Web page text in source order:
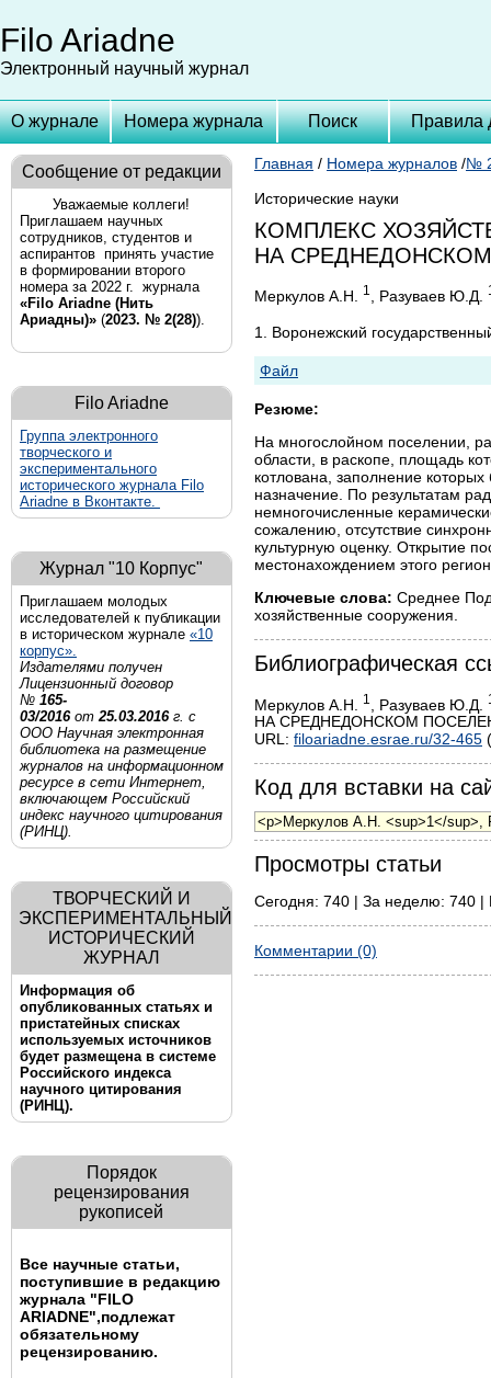
Filo Ariadne
Электронный научный журнал
О журнале Номера журнала Поиск Правила
Сообщение от редакции
Уважаемые коллеги!
Приглашаем научных
сотрудников, студентов и
аспирантов принять участие
в формировании второго
номера за 2022 г. журнала
«Filo Ariadne (Нить
Ариадны)» (2023. № 2(28)).
Filo Ariadne
Группа электронного
творческого и
экспериментального
исторического журнала Filo
Ariadne в Вконтакте.
Журнал "10 Корпус"
Приглашаем молодых
исследователей к публикации
в историческом журнале «10
корпус».
Издателями получен
Лицензионный договор
№ 165-
03/2016от25.03.2016г. с
ООО Научная электронная
библиотека на размещение
журналов на информационном
ресурсе в сети Интернет,
включающем Российский
индекс научного цитирования
(РИНЦ).
ТВОРЧЕСКИЙ И
ЭКСПЕРИМЕНТАЛЬНЫЙ
ИСТОРИЧЕСКИЙ
ЖУРНАЛ
Информация об
опубликованных статьях и
пристатейных списках
используемых источников
будет размещена в системе
Российского индекса
научного цитирования
(РИНЦ).
Порядок
рецензирования
рукописей
Все научные статьи,
поступившие в редакцию
журнала "FILO
ARIADNE",подлежат
обязательному
рецензированию.
Главная / Номера журналов /№
Исторические науки
КОМПЛЕКС
НА
Меркулов А.Н. 1 , Разуваев Ю.Д.
1. Воронежский
Файл
Резюме:
На многослойном поселении,
области, в раскопе, площадь
котлована, заполнение
назначение. По результатам
немногочисленные
сожалению, отсутствие
культурную оценку. Открытие
местонахождением этого
Ключевые слова: Среднее
хозяйственные сооружения.
Библиографическая
Меркулов А.Н. 1 , Разуваев Ю.Д.
НА СРЕДНЕДОНСКОМ
URL: filoariadne.esrae.ru/32-465
Код для вставки на
Просмотры статьи
Сегодня: 740 | За неделю: 740 |
Комментарии (0)